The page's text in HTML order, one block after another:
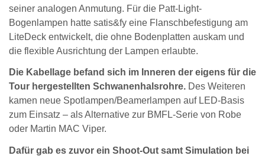
seiner analogen Anmutung. Für die Patt-Light-
Bogenlampen hatte satis&fy eine Flanschbefestigung am
LiteDeck entwickelt, die ohne Bodenplatten auskam und
die flexible Ausrichtung der Lampen erlaubte.
Die Kabellage befand sich im Inneren der eigens für die
Tour hergestellten Schwanenhalsrohre. Des Weiteren
kamen neue Spotlampen/Beamerlampen auf LED-Basis
zum Einsatz – als Alternative zur BMFL-Serie von Robe
oder Martin MAC Viper.
Dafür gab es zuvor ein Shoot-Out samt Simulation bei